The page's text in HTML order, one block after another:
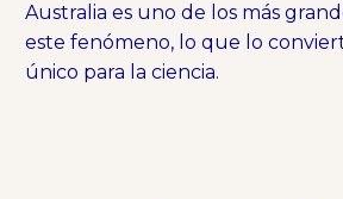
Australia es uno de los más
este fenómeno, lo que lo
único para la ciencia.